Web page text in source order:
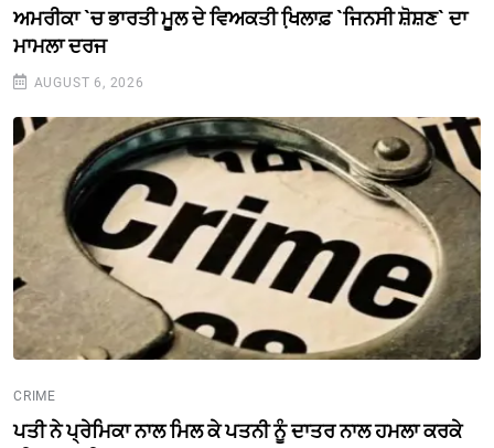
ਅਮਰੀਕਾ `ਚ ਭਾਰਤੀ ਮੂਲ ਦੇ ਵਿਅਕਤੀ ਖਿ਼ਲਾਫ਼ `ਜਿਨਸੀ ਸ਼ੋਸ਼ਣ` ਦਾ
ਮਾਮਲਾ ਦਰਜ
AUGUST 6, 2026
CRIME
ਪਤੀ ਨੇ ਪ੍ਰੇਮਿਕਾ ਨਾਲ ਮਿਲ ਕੇ ਪਤਨੀ ਨੂੰ ਦਾਤਰ ਨਾਲ ਹਮਲਾ ਕਰਕੇ